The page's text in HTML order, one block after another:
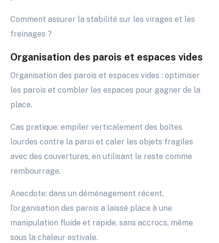
Comment assurer la stabilité sur les virages et les
freinages ?
Organisation des parois et espaces vides
Organisation des parois et espaces vides : optimiser
les parois et combler les espaces pour gagner de la
place.
Cas pratique: empiler verticalement des boîtes
lourdes contre la paroi et caler les objets fragiles
avec des couvertures, en utilisant le reste comme
rembourrage.
Anecdote: dans un déménagement récent,
l’organisation des parois a laissé place à une
manipulation fluide et rapide, sans accrocs, même
sous la chaleur estivale.